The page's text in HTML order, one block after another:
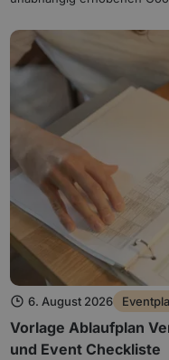
6. August 2026
Vorlage Ablaufplan
und Event Checkliste